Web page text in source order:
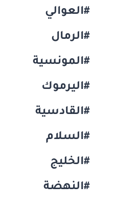
#العوالي
#الرمال
#المونسية
#اليرموك
#القادسية
#السلام
#الخليج
#النهضة